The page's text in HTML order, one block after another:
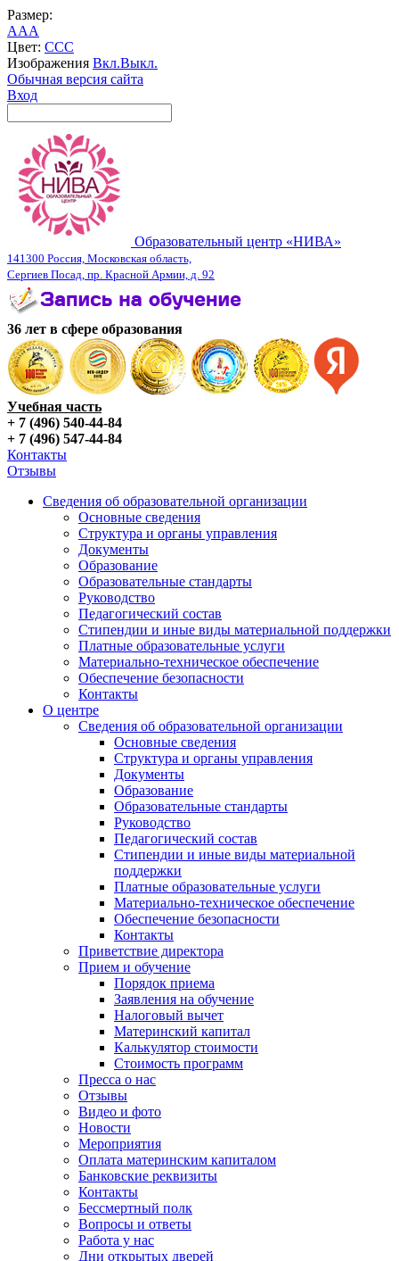
Размер:
AAA
Цвет: CCC
Изображения Вкл.Выкл.
Обычная версия сайта
Вход
Образовательный центр «НИВА»
141300 Россия, Московская область,
Сергиев Посад, пр. Красной Армии, д. 92
36 лет в сфере образования
Учебная часть
+ 7 (496) 540-44-84
+ 7 (496) 547-44-84
Контакты
Отзывы
Сведения об образовательной организации
Основные сведения
Структура и органы управления
Документы
Образование
Образовательные стандарты
Руководство
Педагогический состав
Стипендии и иные виды материальной поддержки
Платные образовательные услуги
Материально-техническое обеспечение
Обеспечение безопасности
Контакты
О центре
Сведения об образовательной организации
Основные сведения
Структура и органы управления
Документы
Образование
Образовательные стандарты
Руководство
Педагогический состав
Стипендии и иные виды материальной
поддержки
Платные образовательные услуги
Материально-техническое обеспечение
Обеспечение безопасности
Контакты
Приветствие директора
Прием и обучение
Порядок приема
Заявления на обучение
Налоговый вычет
Материнский капитал
Калькулятор стоимости
Стоимость программ
Пресса о нас
Отзывы
Видео и фото
Новости
Мероприятия
Оплата материнским капиталом
Банковские реквизиты
Контакты
Бессмертный полк
Вопросы и ответы
Работа у нас
Дни открытых дверей